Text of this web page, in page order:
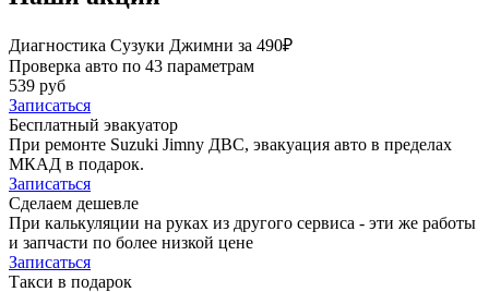
Диагностика Сузуки Джимни за 490₽
Проверка авто по 43 параметрам
539 руб
Записаться
Бесплатный эвакуатор
При ремонте Suzuki Jimny ДВС, эвакуация авто в пределах
МКАД в подарок.
Записаться
Сделаем дешевле
При калькуляции на руках из другого сервиса - эти же работы
и запчасти по более низкой цене
Записаться
Такси в подарок